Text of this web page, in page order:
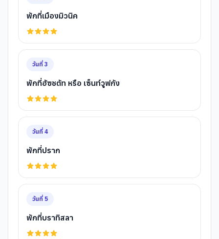
พักที่เมืองมิวนิค
วันที่ 3
พักที่ฮัฃชตัท หรือ เซ็นท์วูฟกัง
วันที่ 4
พักที่ปราก
วันที่ 5
พักที่บราทิสลา